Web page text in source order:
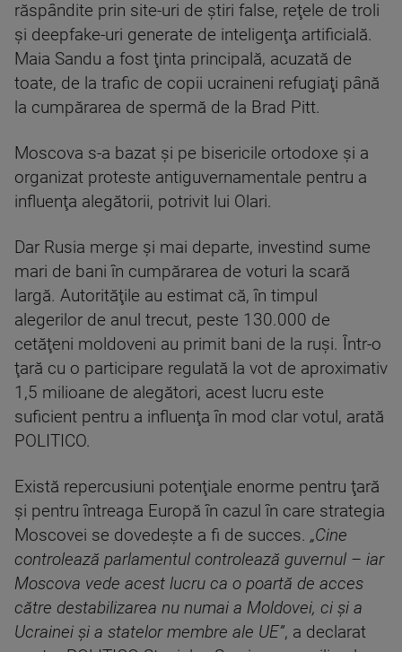
răspândite prin site-uri de ştiri false, reţele de troli
şi deepfake-uri generate de inteligenţa artificială.
Maia Sandu a fost ţinta principală, acuzată de
toate, de la trafic de copii ucraineni refugiaţi până
la cumpărarea de spermă de la Brad Pitt.
Moscova s-a bazat şi pe bisericile ortodoxe şi a
organizat proteste antiguvernamentale pentru a
influenţa alegătorii, potrivit lui Olari.
Dar Rusia merge şi mai departe, investind sume
mari de bani în cumpărarea de voturi la scară
largă. Autorităţile au estimat că, în timpul
alegerilor de anul trecut, peste 130.000 de
cetăţeni moldoveni au primit bani de la ruşi. Într-o
ţară cu o participare regulată la vot de aproximativ
1,5 milioane de alegători, acest lucru este
suficient pentru a influenţa în mod clar votul, arată
POLITICO.
Există repercusiuni potenţiale enorme pentru ţară
şi pentru întreaga Europă în cazul în care strategia
Moscovei se dovedeşte a fi de succes. „Cine
controlează parlamentul controlează guvernul – iar
Moscova vede acest lucru ca o poartă de acces
către destabilizarea nu numai a Moldovei, ci şi a
Ucrainei şi a statelor membre ale UE”, a declarat